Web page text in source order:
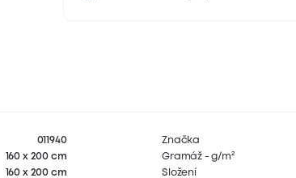
011940
160 x 200 cm
160 x 200 cm
Značka
Gramáž - g/m²
Složení